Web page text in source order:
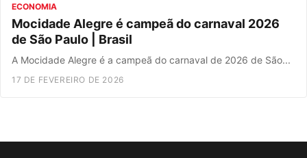
ECONOMIA
Mocidade Alegre é campeã do carnaval 2026
de São Paulo | Brasil
A Mocidade Alegre é a campeã do carnaval de 2026 de São...
17 DE FEVEREIRO DE 2026